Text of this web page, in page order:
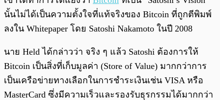
นั้นไม่ได้เป็นความตั้งใจที่แท้จริงของ Bitcoin ที่ถูกตีพิมพ์
ลงใน Whitepaper โดย Satoshi Nakamoto ในปี 2008
นาย Held ได้กล่าวว่า จริง ๆ แล้ว Satoshi ต้องการให้
Bitcoin เป็นสิ่งที่เก็บมูลค่า (Store of Value) มากกว่าการ
เป็นเครือข่ายทางเลือกในการชำระเงินเช่น VISA หรือ
MasterCard ซึ่งมีความเร็วและรองรับธุรกรรมได้มากกว่า